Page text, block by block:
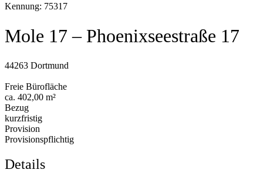
Kennung: 75317
Mole 17 – Phoenixseestraße 17
44263 Dortmund
Freie Bürofläche
ca. 402,00 m²
Bezug
kurzfristig
Provision
Provisionspflichtig
Details